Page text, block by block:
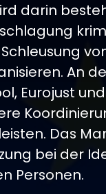
darin
An
Eurojust
Das
bei der
Personen.